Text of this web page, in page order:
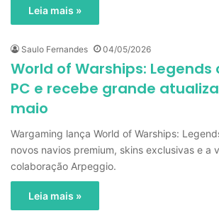
Leia mais »
Saulo Fernandes 04/05/2026
World of Warships: Legends
PC e recebe grande
maio
Wargaming lança World of Warships:
novos navios premium, skins exclusivas e a
colaboração Arpeggio.
Leia mais »